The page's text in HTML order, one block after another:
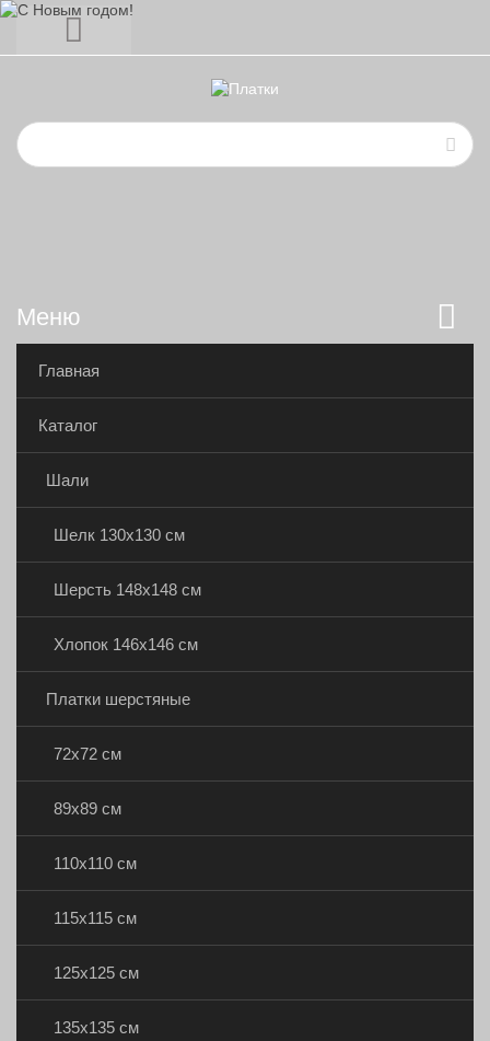
Меню
Главная
Каталог
Шали
Шелк 130х130 см
Шерсть 148х148 см
Хлопок 146х146 см
Платки шерстяные
72х72 см
89х89 см
110х110 см
115х115 см
125х125 см
135х135 см